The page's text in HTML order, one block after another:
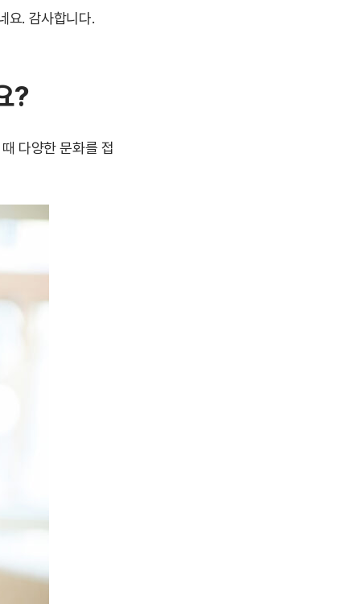
요. 감사합니다.
?
다양한 문화를 접